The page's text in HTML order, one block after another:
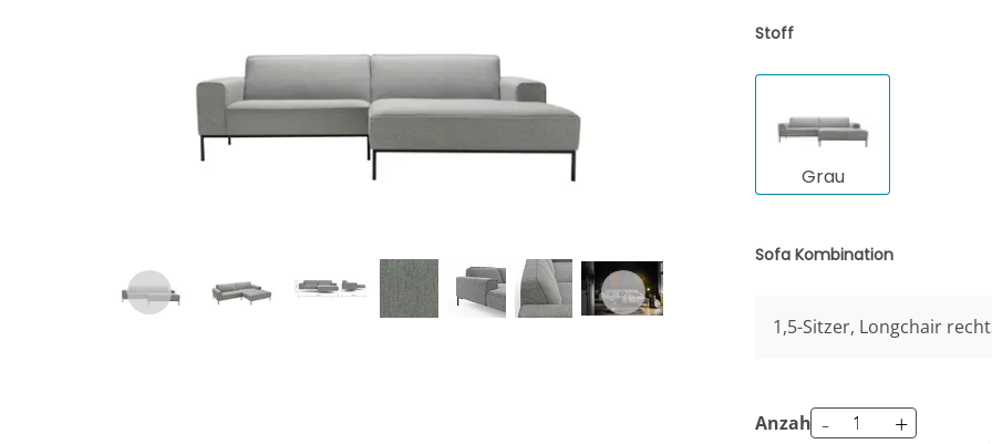
Stoff
Grau
Sofa Kombination
1,5-Sitzer, Longchair
Anzahl - +